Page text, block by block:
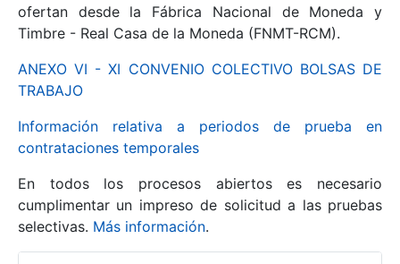
Mostrar/Ocultar
ofertan desde la Fábrica Nacional de Moneda y
Timbre - Real Casa de la Moneda (FNMT-RCM).
ANEXO VI - XI CONVENIO COLECTIVO BOLSAS DE
TRABAJO
Información relativa a periodos de prueba en
contrataciones temporales
En todos los procesos abiertos es necesario
cumplimentar un impreso de solicitud a las pruebas
selectivas. Más información.